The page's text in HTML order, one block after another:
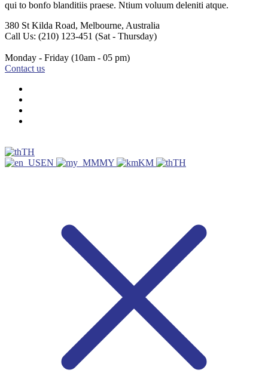
qui to bonfo blanditiis praese. Ntium voluum deleniti atque.
380 St Kilda Road, Melbourne, Australia
Call Us: (210) 123-451 (Sat - Thursday)
Monday - Friday (10am - 05 pm)
Contact us
TH
EN
MY KM TH